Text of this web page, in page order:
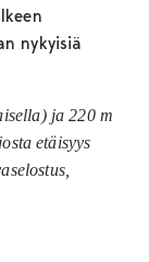
nykyisiä
ja 220 m
etäisyys